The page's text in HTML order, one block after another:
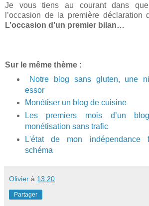
Je vous tiens au courant dans
l’occasion de la première déclaration
L’occasion d’un premier bilan…
Sur le même thème :
Notre blog sans gluten, une
essor
Monétiser un blog de cuisine
Les premiers mois d’un
monétisation sans trafic
L'état de mon indépendance
schéma
Olivier à 13:20
Partager